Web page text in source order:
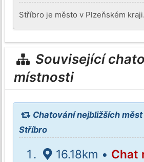
Stříbro je město v Plzeňském kraji.
Související
místnosti
Chatování nejbližších
Stříbro
16.18km • Chat